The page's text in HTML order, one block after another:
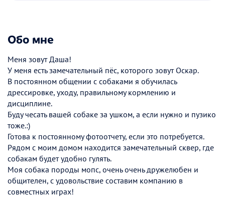
Обо мне
Меня зовут Даша!
У меня есть замечательный пёс, которого зовут Оскар.
В постоянном общении с собаками я обучилась
дрессировке, уходу, правильному кормлению и
дисциплине.
Буду чесать вашей собаке за ушком, а если нужно и пузико
тоже.:)
Готова к постоянному фотоотчету, если это потребуется.
Рядом с моим домом находится замечательный сквер, где
собакам будет удобно гулять.
Моя собака породы мопс, очень очень дружелюбен и
общителен, с удовольствие составим компанию в
совместных играх!